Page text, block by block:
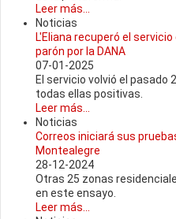
Leer más...
Noticias
L'Eliana recuperó el
parón por la DANA
07-01-2025
El servicio volvió el pasado
todas ellas positivas.
Leer más...
Noticias
Correos iniciará sus
Montealegre
28-12-2024
Otras 25 zonas
en este ensayo.
Leer más...